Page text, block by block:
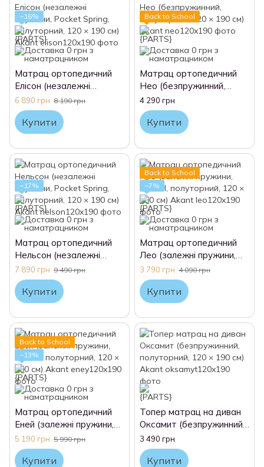
−16%
Матрац ортопедичний
Елісон (незалежні
пружини, Pocket Spring,
полуторний, 120 × 190
см) Akant
6 890 грн 8 190 грн
Купити
Back to School
Матрац ортопедичний
Нео (безпружинний,
полуторний, 120 × 190
см) Akant
4 290 грн
Купити
−17%
Матрац ортопедичний
Нельсон (незалежні
пружини, Pocket Spring,
полуторний, 120 × 190
см) Akant
7 890 грн 9 490 грн
Купити
Back to School
−7%
Матрац ортопедичний
Лео (залежні пружини,
Bonnel, полуторний, 120 ×
190 см) Akant
3 790 грн 4 090 грн
Купити
Back to School
−13%
Матрац ортопедичний
Еней (залежні пружини,
Bonnel, полуторний, 120 ×
190 см) Akant
5 190 грн 5 990 грн
Купити
Топер матрац на диван
Оксамит (безпружинний,
полуторний, 120 × 190
см) Akant
3 490 грн
Купити